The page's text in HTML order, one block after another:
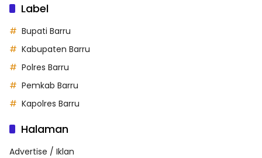
Label
Bupati Barru
Kabupaten Barru
Polres Barru
Pemkab Barru
Kapolres Barru
Halaman
Advertise / Iklan